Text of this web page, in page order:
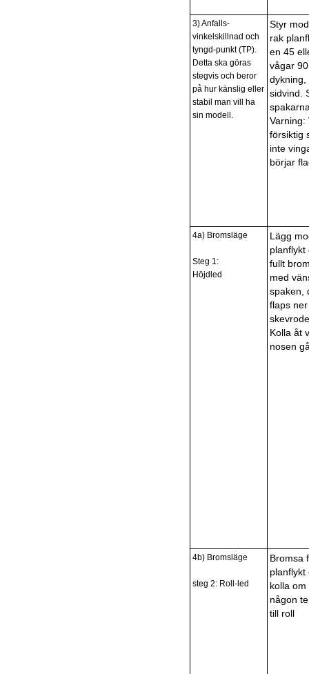
3) Anfalls-
vinkelskillnad och
tyngd-punkt (TP).
Detta ska göras
stegvis och beror
på hur känslig eller
stabil man vill ha
sin modell.
Styr
rak
en 45
vågar
dykning,
sidvind.
Varning:
försiktig
inte
börjar
4a) Bromsläge
Steg 1:
Höjdled
Lägg
planflykt
fullt
med
spaken,
flaps
Kolla åt
nosen
4b) Bromsläge
steg 2: Roll-led
Bromsa
planflykt
kolla
någon
till roll